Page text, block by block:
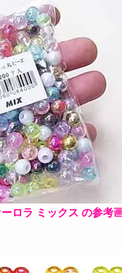
ロラ ミックス の参考